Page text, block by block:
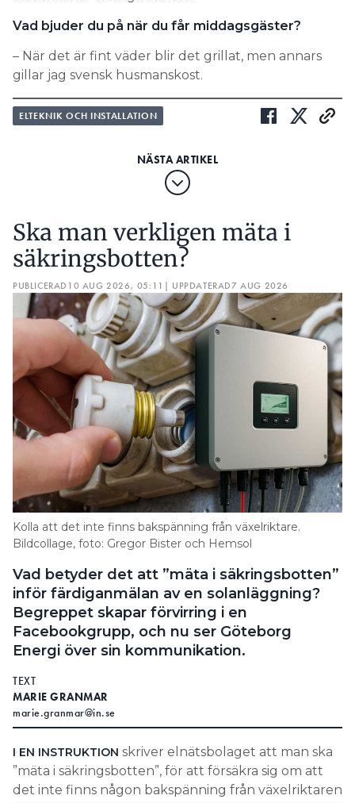
Vad bjuder du på när du får middagsgäster?
– När det är fint väder blir det grillat, men annars
gillar jag svensk husmanskost.
ELTEKNIK OCH INSTALLATION
Ska man verkligen mäta i
säkringsbotten?
PUBLICERAD 10 AUG 2026, 05:11 | UPPDATERAD7 AUG 2026
Kolla att det inte finns bakspänning från växelriktare.
Bildcollage, foto: Gregor Bister och Hemsol
Vad betyder det att ”mäta i säkringsbotten”
inför färdiganmälan av en solanläggning?
Begreppet skapar förvirring i en
Facebookgrupp, och nu ser Göteborg
Energi över sin kommunikation.
TEXT
MARIE GRANMAR
marie.granmar@in.se
I EN INSTRUKTION skriver elnätsbolaget att man ska
”mäta i säkringsbotten”, för att försäkra sig om att
det inte finns någon bakspänning från växelriktaren